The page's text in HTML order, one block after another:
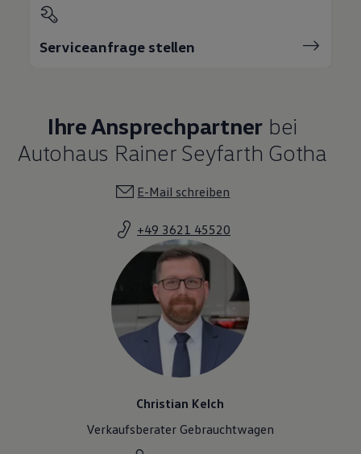
Serviceanfrage stellen
Ihre Ansprechpartner bei
Autohaus Rainer Seyfarth Gotha
E-Mail schreiben
+49 3621 45520
Christian Kelch
Verkaufsberater Gebrauchtwagen